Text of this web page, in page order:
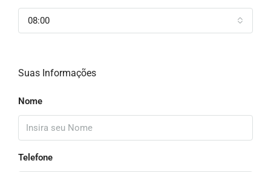
08:00
Suas Informações
Nome
Telefone